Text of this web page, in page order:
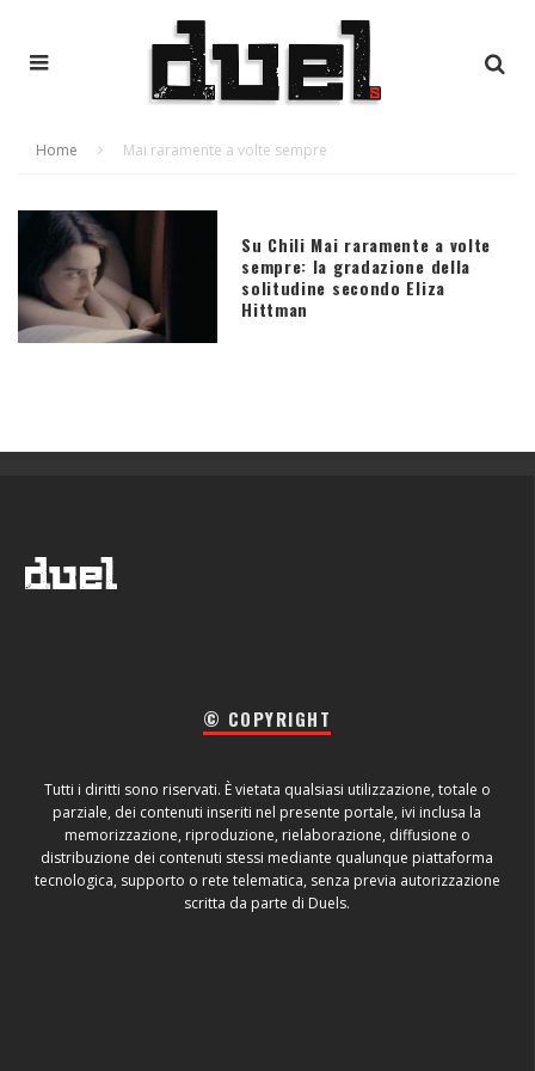
Home Mai raramente a volte sempre
Su Chili Mai raramente a volte
sempre: la gradazione della
solitudine secondo Eliza
Hittman
© COPYRIGHT
Tutti i diritti sono riservati. È vietata qualsiasi utilizzazione, totale o
parziale, dei contenuti inseriti nel presente portale, ivi inclusa la
memorizzazione, riproduzione, rielaborazione, diffusione o
distribuzione dei contenuti stessi mediante qualunque piattaforma
tecnologica, supporto o rete telematica, senza previa autorizzazione
scritta da parte di Duels.